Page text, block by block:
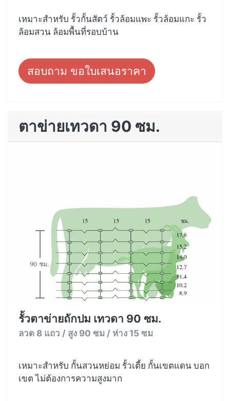
เหมาะสำหรับ รั้วกั้นสัตว์ รั้วล้อมแพะ รั้วล้อมแกะ รั้ว
ล้อมสวน ล้อมพื้นที่รอบบ้าน
สอบถาม ขอใบเสนอราคา
ตาข่ายเทวดา 90 ซม.
รั้วตาข่ายถักปม เทวดา 90 ซม.
ลวด 8 แถว / สูง 90 ซม / ห่าง 15 ซม
เหมาะสำหรับ กั้นสวนหย่อม รั้วเตี้ย กั้นเขตแดน บอก
เขต ไม่ต้องการความสูงมาก